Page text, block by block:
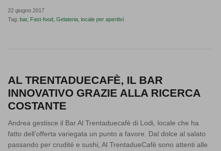
22 giugno 2017
Tag: bar Fast-food Gelateria locale per aperitivi
AL TRENTADUECAFÈ, IL BAR
INNOVATIVO GRAZIE ALLA RICERCA
COSTANTE
Andrea gestisce il Bar Al Trentaduecafè di Lodi, locale che ha
fatto dell’offerta variegata un punto a favore. Dal dolce al salato
passando per crudité e sushi, Al TrentadueCafè sono attenti alle